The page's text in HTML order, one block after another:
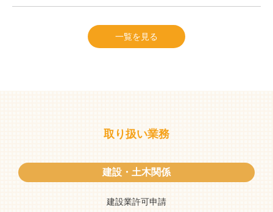
一覧を見る
取り扱い業務
建設・土木関係
建設業許可申請